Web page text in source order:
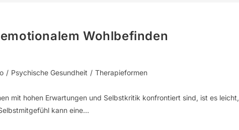
Wohlbefinden
/ Psychische Gesundheit / Therapieformen
mit hohen Erwartungen und Selbstkritik konfrontiert sind, ist es leicht,
kann eine…